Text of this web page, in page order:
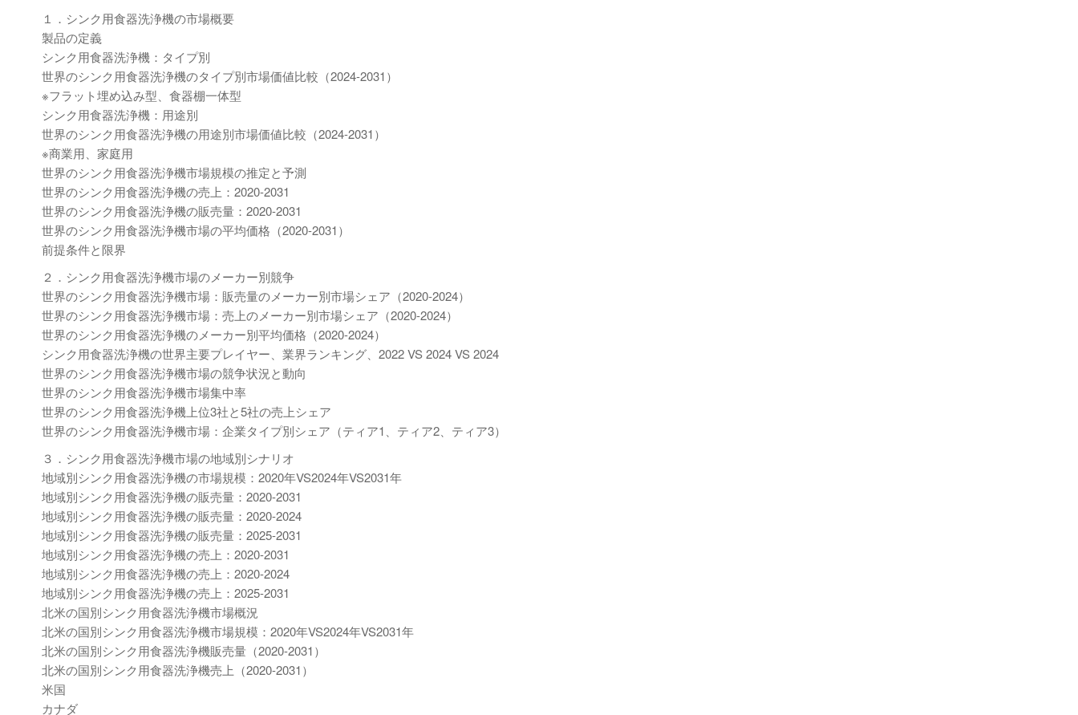
１．シンク用食器洗浄機の市場概要
製品の定義
シンク用食器洗浄機：タイプ別
世界のシンク用食器洗浄機のタイプ別市場価値比較（2024-2031）
※フラット埋め込み型、食器棚一体型
シンク用食器洗浄機：用途別
世界のシンク用食器洗浄機の用途別市場価値比較（2024-2031）
※商業用、家庭用
世界のシンク用食器洗浄機市場規模の推定と予測
世界のシンク用食器洗浄機の売上：2020-2031
世界のシンク用食器洗浄機の販売量：2020-2031
世界のシンク用食器洗浄機市場の平均価格（2020-2031）
前提条件と限界
２．シンク用食器洗浄機市場のメーカー別競争
世界のシンク用食器洗浄機市場：販売量のメーカー別市場シェア（2020-2024）
世界のシンク用食器洗浄機市場：売上のメーカー別市場シェア（2020-2024）
世界のシンク用食器洗浄機のメーカー別平均価格（2020-2024）
シンク用食器洗浄機の世界主要プレイヤー、業界ランキング、2022 VS 2024 VS 2024
世界のシンク用食器洗浄機市場の競争状況と動向
世界のシンク用食器洗浄機市場集中率
世界のシンク用食器洗浄機上位3社と5社の売上シェア
世界のシンク用食器洗浄機市場：企業タイプ別シェア（ティア1、ティア2、ティア3）
３．シンク用食器洗浄機市場の地域別シナリオ
地域別シンク用食器洗浄機の市場規模：2020年VS2024年VS2031年
地域別シンク用食器洗浄機の販売量：2020-2031
地域別シンク用食器洗浄機の販売量：2020-2024
地域別シンク用食器洗浄機の販売量：2025-2031
地域別シンク用食器洗浄機の売上：2020-2031
地域別シンク用食器洗浄機の売上：2020-2024
地域別シンク用食器洗浄機の売上：2025-2031
北米の国別シンク用食器洗浄機市場概況
北米の国別シンク用食器洗浄機市場規模：2020年VS2024年VS2031年
北米の国別シンク用食器洗浄機販売量（2020-2031）
北米の国別シンク用食器洗浄機売上（2020-2031）
米国
カナダ